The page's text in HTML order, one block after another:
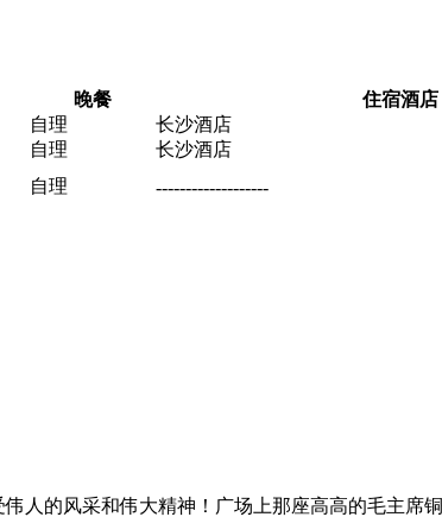
晚餐
住宿酒店
自理
长沙酒店
自理
长沙酒店
自理
-------------------
人的风采和伟大精神！广场上那座高高的毛主席